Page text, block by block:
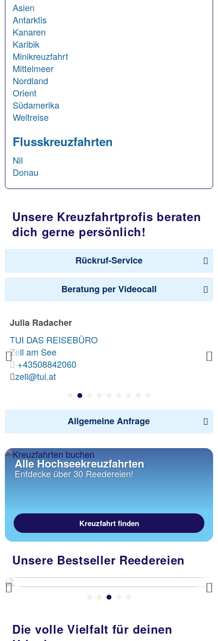
Asien
Antarktis
Kanaren
Karibik
Minikreuzfahrt
Mittelmeer
Nordland
Orient
Südamerika
Weltreise
Flusskreuzfahrten
Nil
Donau
Unsere Kreuzfahrtprofis beraten
dich gerne persönlich!
Rückruf-Service
Beratung per Videocall
Previous
Julia Radacher
TUI DAS REISEBÜRO
Zell am See
+43508842060
zell@tui.at
Allgemeine Anfrage
Alle Hochseekreuzfahrten
Entdecke über 30 Reedereien!
Kreuzfahrt finden
Unsere Bestseller Reedereien
Previous
Die volle Vielfalt für deinen